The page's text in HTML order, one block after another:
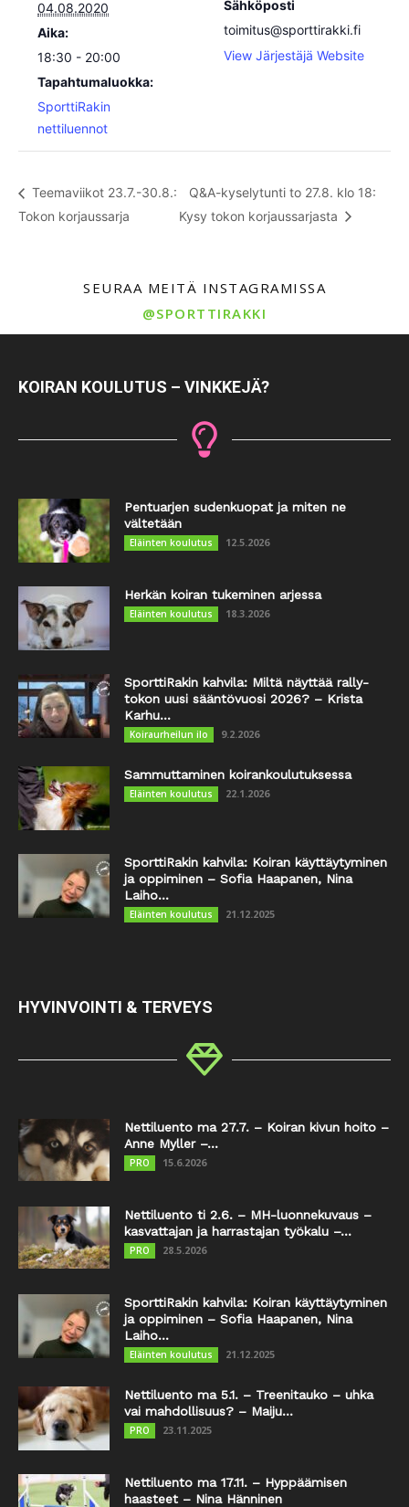
04.08.2020
Aika:
18:30 - 20:00
Tapahtumaluokka:
SporttiRakin
nettiluennot
Sähköposti
toimitus@sporttirakki.fi
View Järjestäjä Website
Teemaviikot 23.7.-30.8.:
Tokon korjaussarja
Q&A-kyselytunti to 27.8. klo 18:
Kysy tokon korjaussarjasta
SEURAA MEITÄ INSTAGRAMISSA
@SPORTTIRAKKI
KOIRAN KOULUTUS – VINKKEJÄ?
Pentuarjen sudenkuopat ja miten ne
vältetään
Eläinten koulutus 12.5.2026
Herkän koiran tukeminen arjessa
Eläinten koulutus 18.3.2026
SporttiRakin kahvila: Miltä näyttää rally-
tokon uusi sääntövuosi 2026? – Krista
Karhu...
Koiraurheilun ilo 9.2.2026
Sammuttaminen koirankoulutuksessa
Eläinten koulutus 22.1.2026
SporttiRakin kahvila: Koiran käyttäytyminen
ja oppiminen – Sofia Haapanen, Nina
Laiho...
Eläinten koulutus 21.12.2025
HYVINVOINTI & TERVEYS
Nettiluento ma 27.7. – Koiran kivun hoito –
Anne Myller –...
PRO 15.6.2026
Nettiluento ti 2.6. – MH-luonnekuvaus –
kasvattajan ja harrastajan työkalu –...
PRO 28.5.2026
SporttiRakin kahvila: Koiran käyttäytyminen
ja oppiminen – Sofia Haapanen, Nina
Laiho...
Eläinten koulutus 21.12.2025
Nettiluento ma 5.1. – Treenitauko – uhka
vai mahdollisuus? – Maiju...
PRO 23.11.2025
Nettiluento ma 17.11. – Hyppäämisen
haasteet – Nina Hänninen